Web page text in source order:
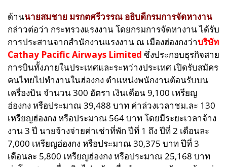
ด้านนายสมชาย มรกตศรีวรรณ อธิบดีกรมการจัดหางาน
กล่าวต่อว่า กระทรวงแรงงาน โดยกรมการจัดหางาน ได้รับ
การประสานจากสำนักงานแรงงาน ณ เมืองฮ่องกงว่าบริษัท
Cathay Pacific Airways Limited ซึ่งประกอบธุรกิจสาย
การบินทั้งภายในประเทศและระหว่างประเทศ เปิดรับสมัคร
คนไทยไปทำงานในฮ่องกง ตำแหน่งพนักงานต้อนรับบน
เครื่องบิน จำนวน 300 อัตรา เงินเดือน 9,100 เหรียญ
ฮ่องกง หรือประมาณ 39,488 บาท ค่าล่วงเวลาชม.ละ 130
เหรียญฮ่องกง หรือประมาณ 564 บาท โดยมีระยะเวลาจ้าง
งาน 3 ปี นายจ้างจ่ายค่าเช่าที่พัก ปีที่ 1 ถึง ปีที่ 2 เดือนละ
7,000 เหรียญฮ่องกง หรือประมาณ 30,375 บาท ปีที่ 3
เดือนละ 5,800 เหรียญฮ่องกง หรือประมาณ 25,168 บาท